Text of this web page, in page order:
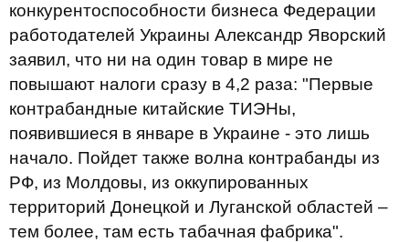
конкурентоспособности бизнеса Федерации
работодателей Украины Александр Яворский
заявил, что ни на один товар в мире не
повышают налоги сразу в 4,2 раза: "Первые
контрабандные китайские ТИЭНы,
появившиеся в январе в Украине - это лишь
начало. Пойдет также волна контрабанды из
РФ, из Молдовы, из оккупированных
территорий Донецкой и Луганской областей –
тем более, там есть табачная фабрика".